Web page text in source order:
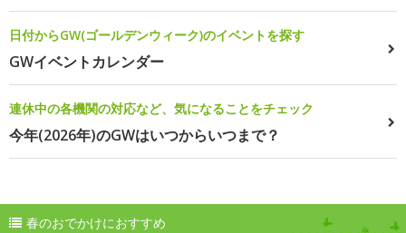
日付からGW(ゴールデンウィーク)のイベントを探す
GWイベントカレンダー
連休中の各機関の対応など、気になることをチェック
今年(2026年)のGWはいつからいつまで？
春のおでかけにおすすめ